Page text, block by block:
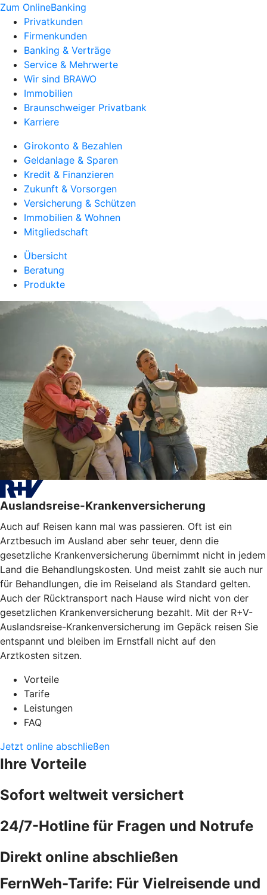
Zum OnlineBanking
Privatkunden
Firmenkunden
Banking & Verträge
Service & Mehrwerte
Wir sind BRAWO
Immobilien
Braunschweiger Privatbank
Karriere
Girokonto & Bezahlen
Geldanlage & Sparen
Kredit & Finanzieren
Zukunft & Vorsorgen
Versicherung & Schützen
Immobilien & Wohnen
Mitgliedschaft
Übersicht
Beratung
Produkte
Auslandsreise-Krankenversicherung
Auch auf Reisen kann mal was passieren. Oft ist ein
Arztbesuch im Ausland aber sehr teuer, denn die
gesetzliche Krankenversicherung übernimmt nicht in jedem
Land die Behandlungskosten. Und meist zahlt sie auch nur
für Behandlungen, die im Reiseland als Standard gelten.
Auch der Rücktransport nach Hause wird nicht von der
gesetzlichen Krankenversicherung bezahlt. Mit der R+V-
Auslandsreise-Krankenversicherung im Gepäck reisen Sie
entspannt und bleiben im Ernstfall nicht auf den
Arztkosten sitzen.
Vorteile
Tarife
Leistungen
FAQ
Jetzt online abschließen
Ihre Vorteile
Sofort weltweit versichert
24/7-Hotline für Fragen und Notrufe
Direkt online abschließen
FernWeh-Tarife: Für Vielreisende und